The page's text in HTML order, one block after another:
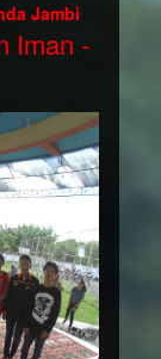
Jambi
Iman -